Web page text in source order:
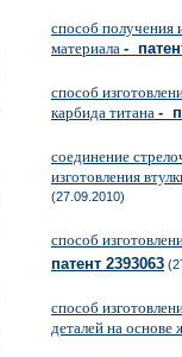
способ получения
материала -
способ
карбида титана -
соединение
изготовления
(27.09.2010)
способ
патент 2393063
способ
деталей на основе